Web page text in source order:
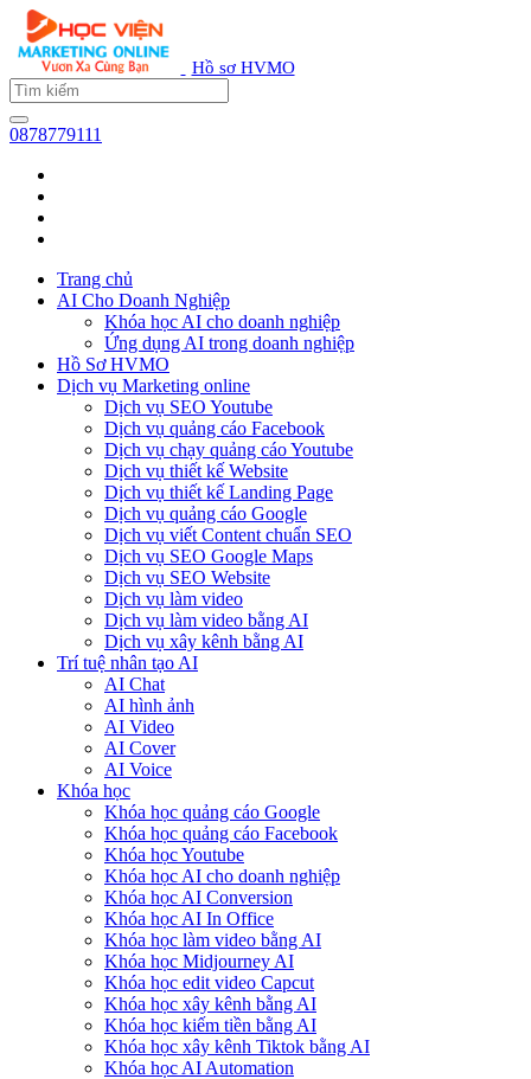
Hồ sơ HVMO
0878779111
Trang chủ
AI Cho Doanh Nghiệp
Khóa học AI cho doanh nghiệp
Ứng dụng AI trong doanh nghiệp
Hồ Sơ HVMO
Dịch vụ Marketing online
Dịch vụ SEO Youtube
Dịch vụ quảng cáo Facebook
Dịch vụ chạy quảng cáo Youtube
Dịch vụ thiết kế Website
Dịch vụ thiết kế Landing Page
Dịch vụ quảng cáo Google
Dịch vụ viết Content chuẩn SEO
Dịch vụ SEO Google Maps
Dịch vụ SEO Website
Dịch vụ làm video
Dịch vụ làm video bằng AI
Dịch vụ xây kênh bằng AI
Trí tuệ nhân tạo AI
AI Chat
AI hình ảnh
AI Video
AI Cover
AI Voice
Khóa học
Khóa học quảng cáo Google
Khóa học quảng cáo Facebook
Khóa học Youtube
Khóa học AI cho doanh nghiệp
Khóa học AI Conversion
Khóa học AI In Office
Khóa học làm video bằng AI
Khóa học Midjourney AI
Khóa học edit video Capcut
Khóa học xây kênh bằng AI
Khóa học kiếm tiền bằng AI
Khóa học xây kênh Tiktok bằng AI
Khóa học AI Automation